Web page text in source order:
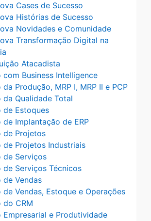
Cases de Sucesso
Histórias de Sucesso
Novidades e Comunidade
Transformação Digital na
Atacadista
com Business Intelligence
da Produção, MRP I, MRP II e PCP
da Qualidade Total
de Estoques
de Implantação de ERP
de Projetos
de Projetos Industriais
de Serviços
de Serviços Técnicos
de Vendas
de Vendas, Estoque e Operações
do CRM
Empresarial e Produtividade